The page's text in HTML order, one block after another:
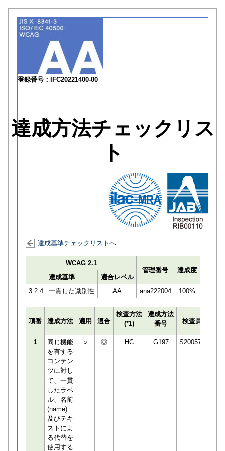
登録番号：IFC20221400-00
達成方法チェックリス
ト
達成基準チェックリストへ
WCAG 2.1
管理番号
達成度
達成基準
適合レベル
3.2.4
一貫した識別性 AA ana222004 100%
項番 達成方法 適用 適合
検査方法
(*1)
達成方法
番号
検査員
1
同じ機能
を有する
コンテン
ツに対し
て、一貫
したラベ
ル、名前
(name)
及びテキ
ストによ
る代替を
使用する
○ ◎ HC G197 S200575